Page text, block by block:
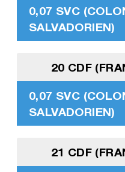
0,07 SVC
SALVADORIEN)
20 CDF
0,07 SVC
SALVADORIEN)
21 CDF